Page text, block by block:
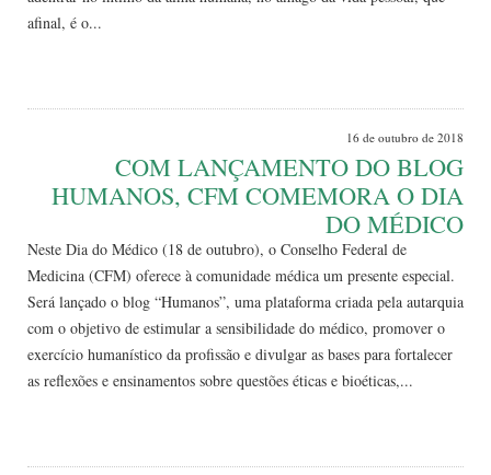
afinal, é o...
16 de outubro de 2018
COM LANÇAMENTO DO BLOG
HUMANOS, CFM COMEMORA O DIA
DO MÉDICO
Neste Dia do Médico (18 de outubro), o Conselho Federal de
Medicina (CFM) oferece à comunidade médica um presente especial.
Será lançado o blog “Humanos”, uma plataforma criada pela autarquia
com o objetivo de estimular a sensibilidade do médico, promover o
exercício humanístico da profissão e divulgar as bases para fortalecer
as reflexões e ensinamentos sobre questões éticas e bioéticas,...